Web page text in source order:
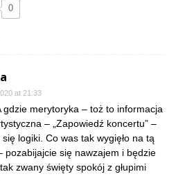
0
at 21:33
gdzie merytoryka – toż to informacja
– „Zapowiedź koncertu” –
logiki. Co was tak wygięło na tą
pozabijajcie się nawzajem i będzie
zwany święty spokój z głupimi